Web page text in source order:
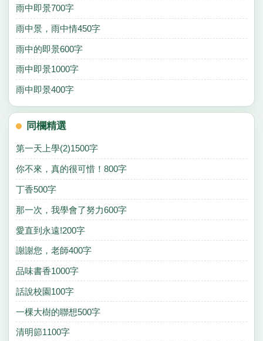
雨中即景700字
雨中景，雨中情450字
雨中的即景600字
雨中即景1000字
雨中即景400字
同欄精選
第一天上學(2)1500字
你不來，真的很可惜！800字
丁香500字
那一次，我學會了努力600字
愛直到永遠!200字
謝謝您，老師400字
品味書香1000字
話說校園100字
一棵大樹的聯想500字
清明節1100字